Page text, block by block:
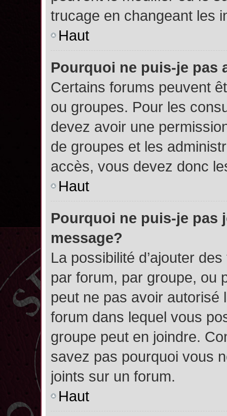
trucage en changeant les
Haut
Pourquoi ne puis-je pas
Certains forums peuvent
ou groupes. Pour les
devez avoir une
de groupes et les
accès, vous devez donc
Haut
Pourquoi ne puis-je pas
message?
La possibilité d’ajouter
par forum, par groupe, ou
peut ne pas avoir autorisé
forum dans lequel vous
groupe peut en joindre.
savez pas pourquoi vous
joints sur un forum.
Haut